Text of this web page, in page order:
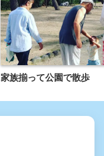
家族揃って公園で散歩